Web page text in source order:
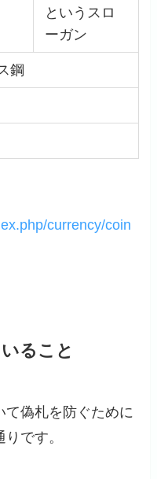
というスロ
ーガン
鋼
currency/coin
ること
て偽札を防ぐために
です。